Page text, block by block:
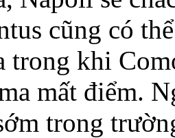
cũng có
trong khi
mất điểm.
trong